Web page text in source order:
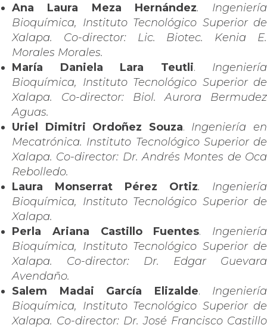
Ana Laura Meza Hernández. Ingeniería
Bioquímica, Instituto Tecnológico Superior de
Xalapa.
Co-director: Lic. Biotec. Kenia E.
Morales Morales.
María Daniela Lara Teutli. Ingeniería
Bioquímica, Instituto Tecnológico Superior de
Xalapa. Co-director: Biol. Aurora Bermudez
Aguas.
Uriel Dimitri Ordoñez Souza. Ingeniería en
Mecatrónica. Instituto Tecnológico Superior de
Xalapa. Co-director: Dr. Andrés Montes de Oca
Rebolledo.
Laura Monserrat Pérez Ortiz. Ingeniería
Bioquímica, Instituto Tecnológico Superior de
Xalapa.
Perla Ariana Castillo Fuentes. Ingeniería
Bioquímica, Instituto Tecnológico Superior de
Xalapa. Co-director: Dr. Edgar Guevara
Avendaño.
Salem Madai García Elizalde. Ingeniería
Bioquímica, Instituto Tecnológico Superior de
Xalapa. Co-director: Dr. José Francisco Castillo